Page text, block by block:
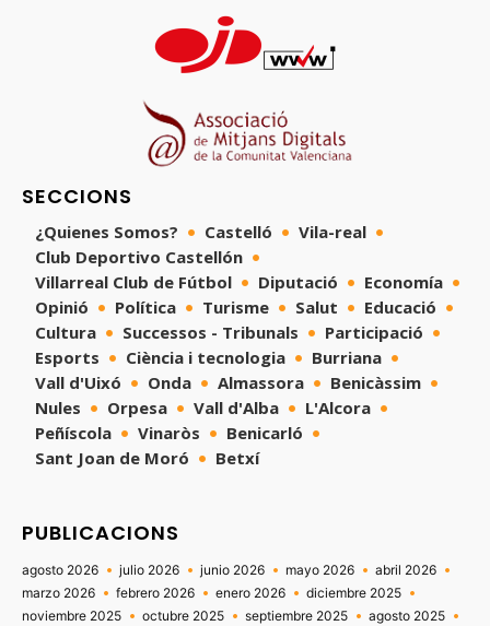
SECCIONS
¿Quienes Somos? Castelló
Vila-real
Club Deportivo Castellón
Villarreal Club de Fútbol
Diputació
Economía
Opinió
Política Turisme Salut
Educació
Cultura
Successos - Tribunals
Participació
Esports
Ciència i tecnologia
Burriana
Vall d'Uixó
Onda Almassora
Benicàssim
Nules
Orpesa Vall d'Alba
L'Alcora
Peñíscola
Vinaròs
Benicarló
Sant Joan de Moró
Betxí
PUBLICACIONS
agosto 2026 julio 2026 junio 2026 mayo 2026
abril 2026
marzo 2026
febrero 2026 enero 2026
diciembre 2025
noviembre 2025
octubre 2025 septiembre 2025
agosto 2025